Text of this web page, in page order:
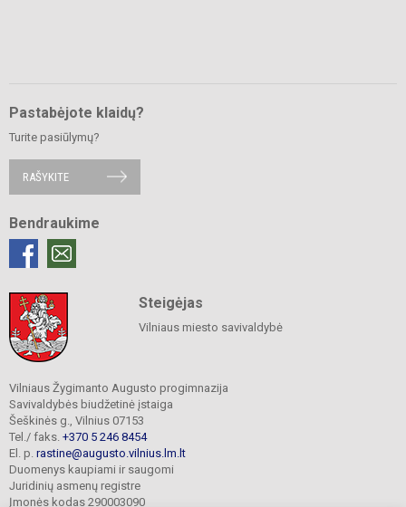
Pastabėjote klaidų?
Turite pasiūlymų?
RAŠYKITE
Bendraukime
Steigėjas
Vilniaus miesto savivaldybė
Vilniaus Žygimanto Augusto progimnazija
Savivaldybės biudžetinė įstaiga
Šeškinės g., Vilnius 07153
Tel./ faks. +370 5 246 8454
El. p. rastine@augusto.vilnius.lm.lt
Duomenys kaupiami ir saugomi
Juridinių asmenų registre
Įmonės kodas 290003090